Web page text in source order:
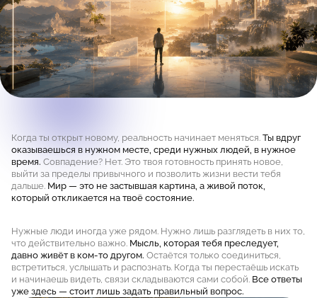
Когда ты открыт новому, реальность начинает меняться.Ты вдруг
оказываешься в нужном месте, среди нужных людей, в нужное
время. Совпадение? Нет. Это твоя готовность принять новое,
выйти за пределы привычного и позволить жизни вести тебя
дальше. Мир — это не застывшая картина, а живой поток,
который откликается на твоё состояние.
Нужные люди иногда уже рядом. Нужно лишь разглядеть в них то,
что действительно важно. Мысль, которая тебя преследует,
давно живёт в ком-то другом. Остаётся только соединиться,
встретиться, услышать и распознать. Когда ты перестаёшь искать
и начинаешь видеть, связи складываются сами собой. Все ответы
уже здесь — стоит лишь задать правильный вопрос.